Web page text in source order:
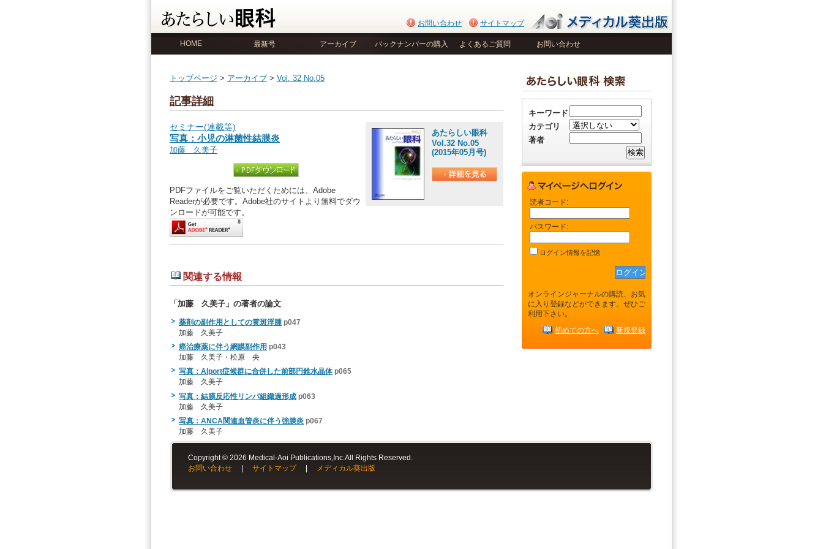
お問い合わせ サイトマップ
HOME 最新号 アーカイブ バックナンバーの購入 よくあるご質問 お問い合わせ
トップページ > アーカイブ > Vol. 32 No.05
記事詳細
あたらしい眼科
Vol.32 No.05
(2015年05月号)
セミナー(連載等)
写真：小児の淋菌性結膜炎
加藤 久美子
PDFファイルをご覧いただくためには、Adobe
Readerが必要です。Adobe社のサイトより無料でダウ
ンロードが可能です。
関連する情報
「加藤 久美子」の著者の論文
薬剤の副作用としての黄斑浮腫 p047
加藤 久美子
癌治療薬に伴う網膜副作用 p043
加藤 久美子・松原 央
写真：Alport症候群に合併した前部円錐水晶体 p065
加藤 久美子
写真：結膜反応性リンパ組織過形成 p063
加藤 久美子
写真：ANCA関連血管炎に伴う強膜炎 p067
加藤 久美子
キーワード
カテゴリ
著者
読者コード:
パスワード:
ログイン情報を記憶
オンラインジャーナルの購読、お気
に入り登録などができます。ぜひご
利用下さい。
初めての方へ 新規登録
Copyright © 2026 Medical-Aoi Publications,Inc.All Rights Reserved.
お問い合わせ | サイトマップ| メディカル葵出版